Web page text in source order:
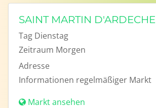
SAINT MARTIN D'ARDECHE
Tag Dienstag
Zeitraum Morgen
Adresse
Informationen regelmäßiger Markt
Markt ansehen